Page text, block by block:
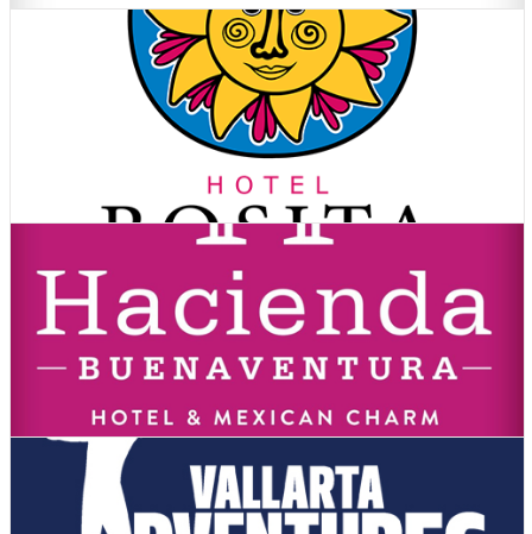
Hoteles
Ver Cupones
Hoteles
Ver Cupones